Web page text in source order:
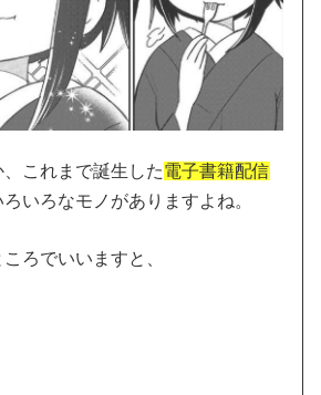
これまで誕生した電子書籍配信
いろなモノがありますよね。
ろでいいますと、